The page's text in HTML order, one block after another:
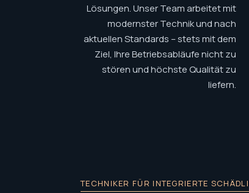
Lösungen. Unser Team arbeitet mit
modernster Technik und nach
aktuellen Standards – stets mit dem
Ziel, Ihre Betriebsabläufe nicht zu
stören und höchste Qualität zu
liefern.
TECHNIKER FÜR INTEGRIERTE